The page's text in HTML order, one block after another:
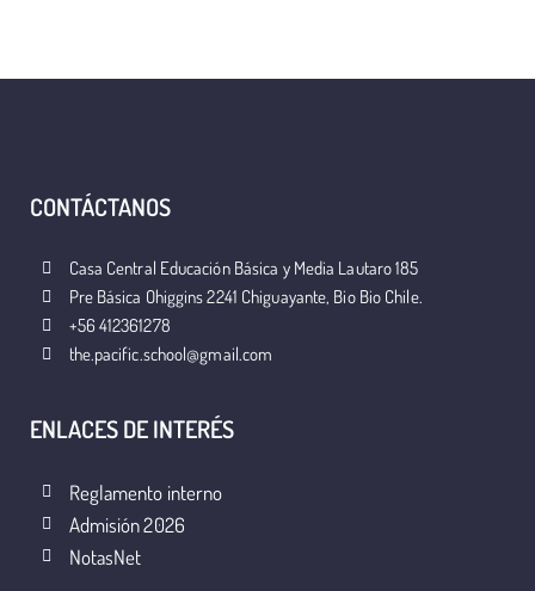
CONTÁCTANOS
Casa Central Educación Básica y Media Lautaro 185
Pre Básica Ohiggins 2241 Chiguayante, Bio Bio Chile.
+56 412361278
the.pacific.school@gmail.com
ENLACES DE INTERÉS
Reglamento interno
Admisión 2026
NotasNet